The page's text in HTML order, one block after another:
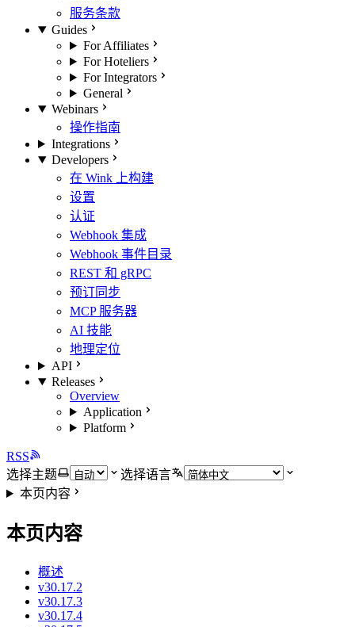
服务条款
Guides
For Affiliates
For Hoteliers
For Integrators
General
Webinars
操作指南
Integrations
Developers
在 Wink 上构建
设置
认证
Webhook 集成
Webhook 事件目录
REST 和 gRPC
预订同步
MCP 服务器
AI 技能
地理定位
API
Releases
Overview
Application
Platform
RSS
选择主题
选择语言
本页内容
本页内容
概述
v30.17.2
v30.17.3
v30.17.4